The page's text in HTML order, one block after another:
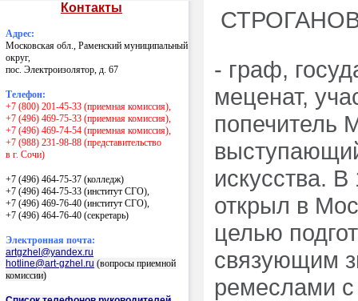
Контакты
Адрес:
Московская обл., Раменский муниципальный
округ,
пос. Электроизолятор, д. 67
Телефон:
+7 (800) 201-45-33 (приемная комиссия),
+7 (496) 469-75-33 (приемная комиссия),
+7 (496) 469-74-54 (приемная комиссия),
+7 (988) 231-98-88 (представительство
в г. Сочи)
+7 (496) 464-75-37 (колледж)
+7 (496) 464-75-33 (институт СГО),
+7 (496) 469-76-40 (институт СГО),
+7 (496) 464-76-40 (секретарь)
Электронная почта:
artgzhel@yandex.ru
hotline@art-gzhel.ru (вопросы приемной
комиссии)
СТРОГАНОВ
- граф,
меценат,
попечитель
искусства.
открыл в
целью
связующим
ремеслами